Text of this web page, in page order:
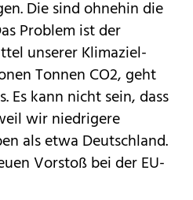
Die sind ohnehin die
Problem ist der
unserer Klimaziel-
Tonnen CO2, geht
Es kann nicht sein, dass
wir niedrigere
als etwa Deutschland.
Vorstoß bei der EU-